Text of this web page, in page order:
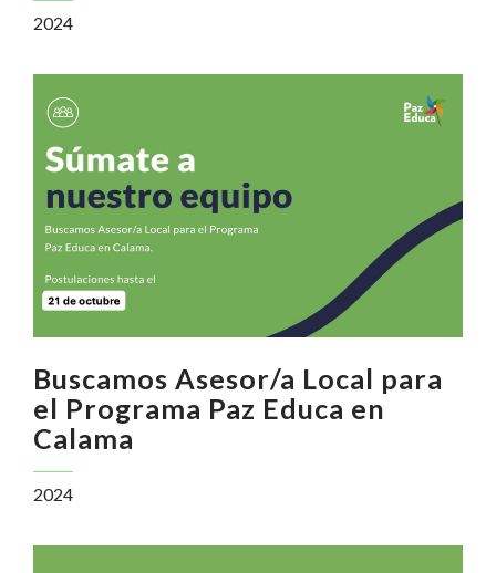
2024
Buscamos Asesor/a Local para
el Programa Paz Educa en
Calama
2024